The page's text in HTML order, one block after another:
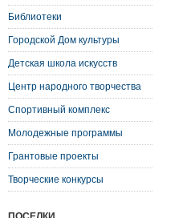
Библиотеки
Городской Дом культуры
Детская школа искусств
Центр народного творчества
Спортивный комплекс
Молодежные программы
Грантовые проекты
Творческие конкурсы